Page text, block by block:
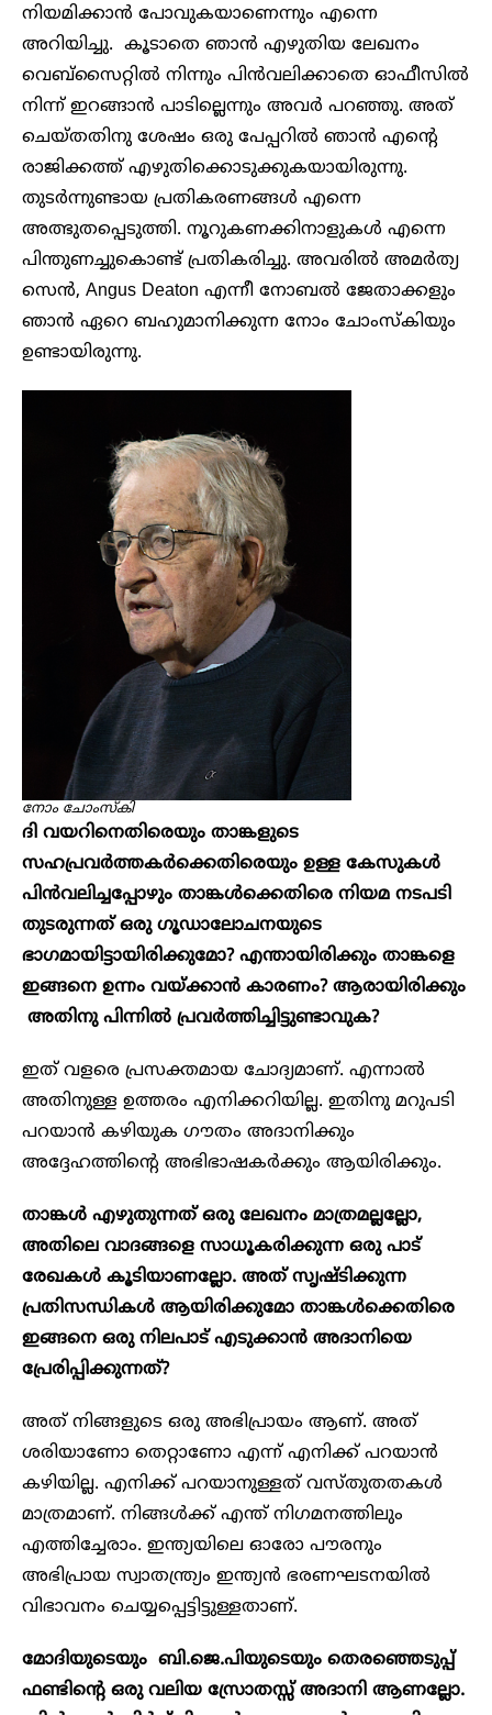
നിയമിക്കാൻ പോവുകയാണെന്നും എന്നെ
അറിയിച്ചു. കൂടാതെ ഞാൻ എഴുതിയ ലേഖനം
വെബ്സൈറ്റിൽ നിന്നും പിൻവലിക്കാതെ ഓഫീസിൽ
നിന്ന് ഇറങ്ങാൻ പാടില്ലെന്നും അവർ പറഞ്ഞു. അത്
ചെയ്തതിനു ശേഷം ഒരു പേപ്പറിൽ ഞാൻ എന്റെ
രാജിക്കത്ത് എഴുതിക്കൊടുക്കുകയായിരുന്നു.
തുടർന്നുണ്ടായ പ്രതികരണങ്ങൾ എന്നെ
അത്ഭുതപ്പെടുത്തി. നൂറുകണക്കിനാളുകൾ എന്നെ
പിന്തുണച്ചുകൊണ്ട് പ്രതികരിച്ചു. അവരിൽ അമർത്യ
സെൻ, Angus Deaton എന്നീ നോബൽ ജേതാക്കളും
ഞാൻ ഏറെ ബഹുമാനിക്കുന്ന നോം ചോംസ്കിയും
ഉണ്ടായിരുന്നു.
നോം ചോംസ്കി
ദി വയറിനെതിരെയും താങ്കളുടെ
സഹപ്രവർത്തകർക്കെതിരെയും ഉള്ള കേസുകൾ
പിൻവലിച്ചപ്പോഴും താങ്കൾക്കെതിരെ നിയമ നടപടി
തുടരുന്നത് ഒരു ഗൂഡാലോചനയുടെ
ഭാഗമായിട്ടായിരിക്കുമോ? എന്തായിരിക്കും താങ്കളെ
ഇങ്ങനെ ഉന്നം വയ്ക്കാൻ കാരണം? ആരായിരിക്കും
അതിനു പിന്നിൽ പ്രവർത്തിച്ചിട്ടുണ്ടാവുക?
ഇത് വളരെ പ്രസക്തമായ ചോദ്യമാണ്. എന്നാൽ
അതിനുള്ള ഉത്തരം എനിക്കറിയില്ല. ഇതിനു മറുപടി
പറയാൻ കഴിയുക ഗൗതം അദാനിക്കും
അദ്ദേഹത്തിന്റെ അഭിഭാഷകർക്കും ആയിരിക്കും.
താങ്കൾ എഴുതുന്നത് ഒരു ലേഖനം മാത്രമല്ലല്ലോ,
അതിലെ വാദങ്ങളെ സാധൂകരിക്കുന്ന ഒരു പാട്
രേഖകൾ കൂടിയാണല്ലോ. അത് സൃഷ്ടിക്കുന്ന
പ്രതിസന്ധികൾ ആയിരിക്കുമോ താങ്കൾക്കെതിരെ
ഇങ്ങനെ ഒരു നിലപാട് എടുക്കാൻ അദാനിയെ
പ്രേരിപ്പിക്കുന്നത്?
അത് നിങ്ങളുടെ ഒരു അഭിപ്രായം ആണ്. അത്
ശരിയാണോ തെറ്റാണോ എന്ന് എനിക്ക് പറയാൻ
കഴിയില്ല. എനിക്ക് പറയാനുള്ളത് വസ്തുതതകൾ
മാത്രമാണ്. നിങ്ങൾക്ക് എന്ത് നിഗമനത്തിലും
എത്തിച്ചേരാം. ഇന്ത്യയിലെ ഓരോ പൗരനും
അഭിപ്രായ സ്വാതന്ത്ര്യം ഇന്ത്യൻ ഭരണഘടനയിൽ
വിഭാവനം ചെയ്യപ്പെട്ടിട്ടുള്ളതാണ്.
മോദിയുടെയും ബി.ജെ.പിയുടെയും തെരഞ്ഞെടുപ്പ്
ഫണ്ടിന്റെ ഒരു വലിയ സ്രോതസ്സ് അദാനി ആണല്ലോ.